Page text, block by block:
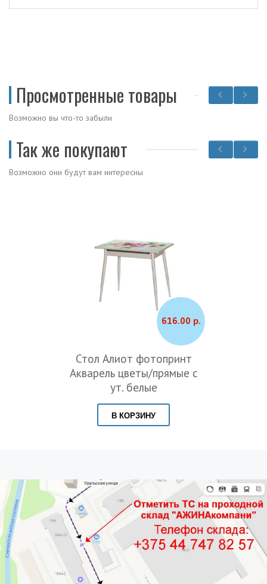
Просмотренные товары
Возможно вы что-то забыли
Так же покупают
Возможно они будут вам интересны
616.00 р.
Стол Алиот фотопринт
Акварель цветы/прямые с
ут. белые
В КОРЗИНУ